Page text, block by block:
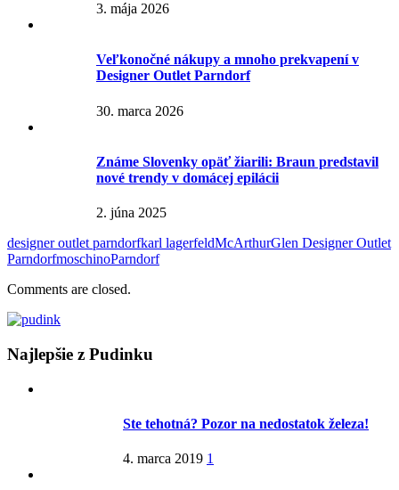
3. mája 2026
Veľkonočné nákupy a mnoho prekvapení v
Designer Outlet Parndorf
30. marca 2026
Známe Slovenky opäť žiarili: Braun predstavil
nové trendy v domácej epilácii
2. júna 2025
designer outlet parndorfkarl lagerfeldMcArthurGlen Designer Outlet
ParndorfmoschinoParndorf
Comments are closed.
Najlepšie z Pudinku
Ste tehotná? Pozor na nedostatok železa!
4. marca 2019 1